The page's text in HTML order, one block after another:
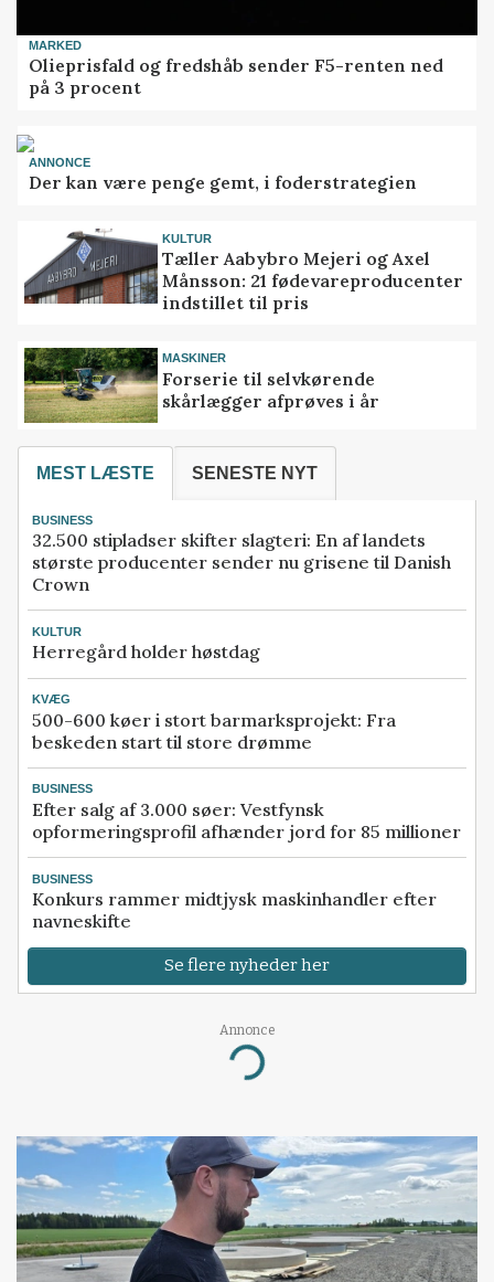
MARKED
Olieprisfald og fredshåb sender F5-renten ned
på 3 procent
ANNONCE
Der kan være penge gemt, i foderstrategien
KULTUR
Tæller Aabybro Mejeri og Axel
Månsson: 21 fødevareproducenter
indstillet til pris
MASKINER
Forserie til selvkørende
skårlægger afprøves i år
MEST LÆSTE SENESTE NYT
BUSINESS
32.500 stipladser skifter slagteri: En af landets
største producenter sender nu grisene til Danish
Crown
KULTUR
Herregård holder høstdag
KVÆG
500-600 køer i stort barmarksprojekt: Fra
beskeden start til store drømme
BUSINESS
Efter salg af 3.000 søer: Vestfynsk
opformeringsprofil afhænder jord for 85 millioner
BUSINESS
Konkurs rammer midtjysk maskinhandler efter
navneskifte
Se flere nyheder her
Annonce
Loading...